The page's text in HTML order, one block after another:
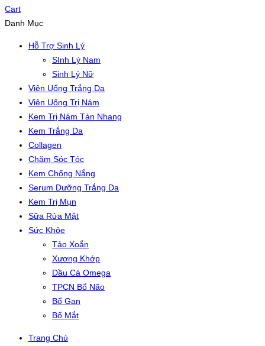
Cart
Danh Mục
Hỗ Trợ Sinh Lý
SInh Lý Nam
Sinh Lý Nữ
Viên Uống Trắng Da
Viên Uống Trị Nám
Kem Trị Nám Tàn Nhang
Kem Trắng Da
Collagen
Chăm Sóc Tóc
Kem Chống Nắng
Serum Dưỡng Trắng Da
Kem Trị Mụn
Sữa Rửa Mặt
Sức Khỏe
Tảo Xoắn
Xương Khớp
Dầu Cá Omega
TPCN Bổ Não
Bổ Gan
Bổ Mắt
Trang Chủ